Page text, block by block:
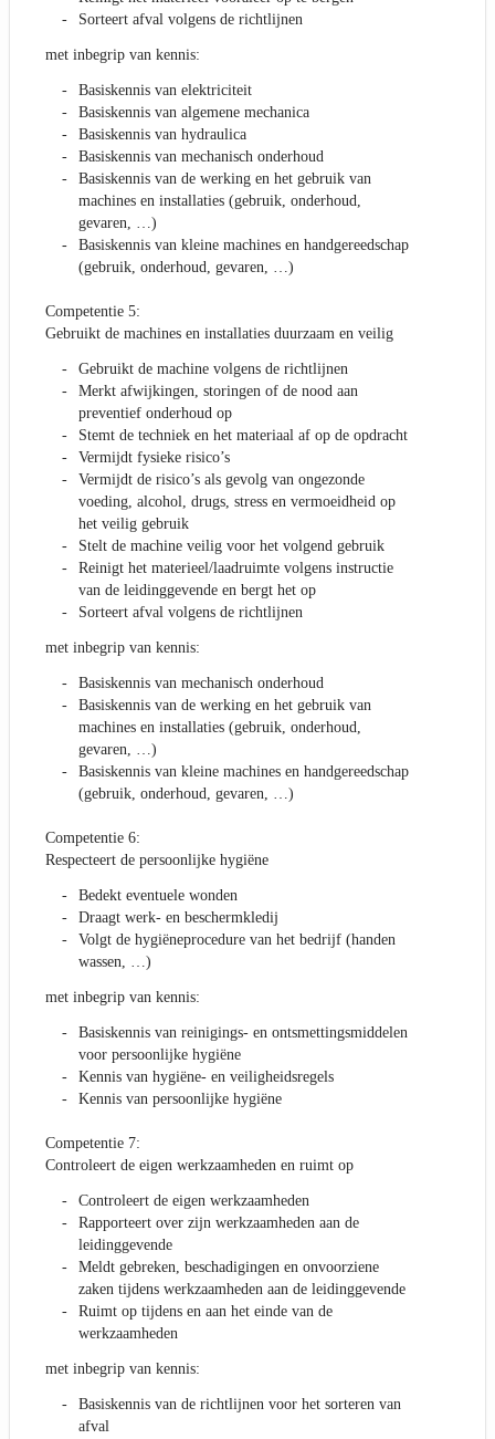
Sorteert afval volgens de richtlijnen
met inbegrip van kennis:
Basiskennis van elektriciteit
Basiskennis van algemene mechanica
Basiskennis van hydraulica
Basiskennis van mechanisch onderhoud
Basiskennis van de werking en het gebruik van
machines en installaties (gebruik, onderhoud,
gevaren, …)
Basiskennis van kleine machines en handgereedschap
(gebruik, onderhoud, gevaren, …)
Competentie 5:
Gebruikt de machines en installaties duurzaam en veilig
Gebruikt de machine volgens de richtlijnen
Merkt afwijkingen, storingen of de nood aan
preventief onderhoud op
Stemt de techniek en het materiaal af op de opdracht
Vermijdt fysieke risico’s
Vermijdt de risico’s als gevolg van ongezonde
voeding, alcohol, drugs, stress en vermoeidheid op
het veilig gebruik
Stelt de machine veilig voor het volgend gebruik
Reinigt het materieel/laadruimte volgens instructie
van de leidinggevende en bergt het op
Sorteert afval volgens de richtlijnen
met inbegrip van kennis:
Basiskennis van mechanisch onderhoud
Basiskennis van de werking en het gebruik van
machines en installaties (gebruik, onderhoud,
gevaren, …)
Basiskennis van kleine machines en handgereedschap
(gebruik, onderhoud, gevaren, …)
Competentie 6:
Respecteert de persoonlijke hygiëne
Bedekt eventuele wonden
Draagt werk- en beschermkledij
Volgt de hygiëneprocedure van het bedrijf (handen
wassen, …)
met inbegrip van kennis:
Basiskennis van reinigings- en ontsmettingsmiddelen
voor persoonlijke hygiëne
Kennis van hygiëne- en veiligheidsregels
Kennis van persoonlijke hygiëne
Competentie 7:
Controleert de eigen werkzaamheden en ruimt op
Controleert de eigen werkzaamheden
Rapporteert over zijn werkzaamheden aan de
leidinggevende
Meldt gebreken, beschadigingen en onvoorziene
zaken tijdens werkzaamheden aan de leidinggevende
Ruimt op tijdens en aan het einde van de
werkzaamheden
met inbegrip van kennis:
Basiskennis van de richtlijnen voor het sorteren van
afval